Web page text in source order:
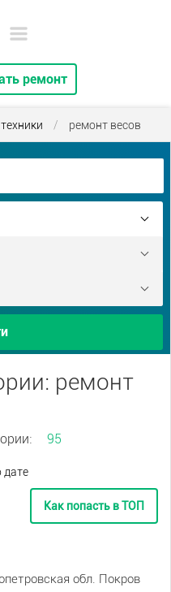
ремонт
/ ремонт весов
ремонт
95
дате
Как попасть в ТОП
обл. Покров